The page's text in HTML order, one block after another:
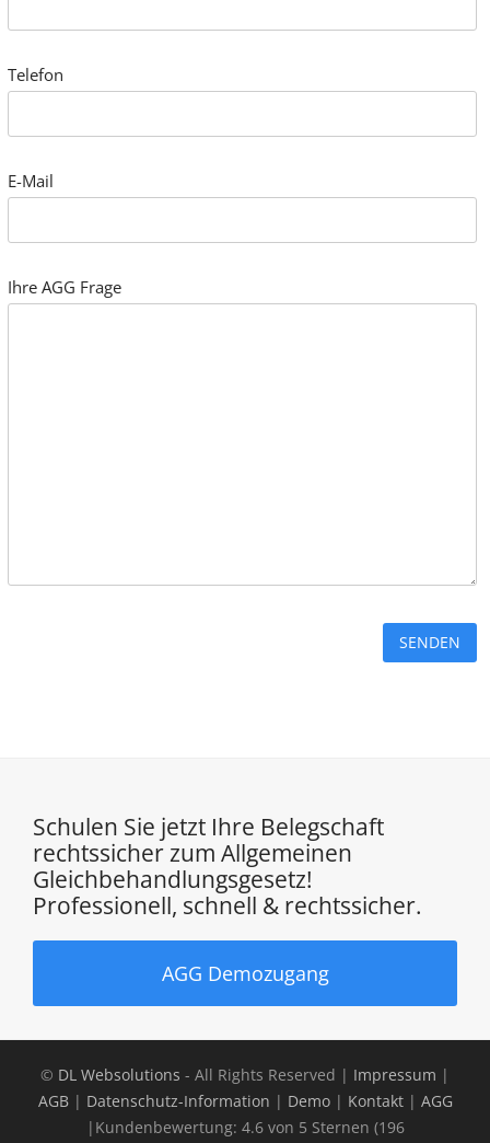
Telefon
E-Mail
Ihre AGG Frage
Schulen Sie jetzt Ihre Belegschaft
rechtssicher zum Allgemeinen
Gleichbehandlungsgesetz!
Professionell, schnell & rechtssicher.
AGG Demozugang
© DL Websolutions - All Rights Reserved | Impressum |
AGB| Datenschutz-Information | Demo| Kontakt| AGG
| Kundenbewertung: 4.6von 5 Sternen (196